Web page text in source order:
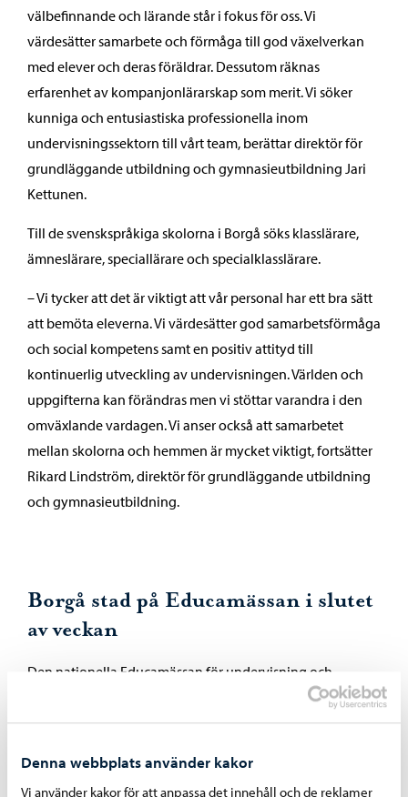
Denna webbplats använder kakor
Vi använder kakor för att anpassa det innehåll och de reklamer
välbefinnande och lärande står i fokus för oss. Vi
värdesätter samarbete och förmåga till god växelverkan
med elever och deras föräldrar. Dessutom räknas
erfarenhet av kompanjonlärarskap som merit. Vi söker
kunniga och entusiastiska professionella inom
undervisningssektorn till vårt team, berättar direktör för
grundläggande utbildning och gymnasieutbildning Jari
Kettunen.
Till de svenskspråkiga skolorna i Borgå söks klasslärare,
ämneslärare, speciallärare och specialklasslärare.
– Vi tycker att det är viktigt att vår personal har ett bra sätt
att bemöta eleverna. Vi värdesätter god samarbetsförmåga
och social kompetens samt en positiv attityd till
kontinuerlig utveckling av undervisningen. Världen och
uppgifterna kan förändras men vi stöttar varandra i den
omväxlande vardagen. Vi anser också att samarbetet
mellan skolorna och hemmen är mycket viktigt, fortsätter
Rikard Lindström, direktör för grundläggande utbildning
och gymnasieutbildning.
Borgå stad på Educamässan i slutet
av veckan
Den nationella Educamässan för undervisning och
pedagogik ordnas i Helsingfors Mässcentrum 24–
25.1.2025. Professionella från Borgå stads
plats på stadens mässavdelning på fredagen kl. 10–19 och